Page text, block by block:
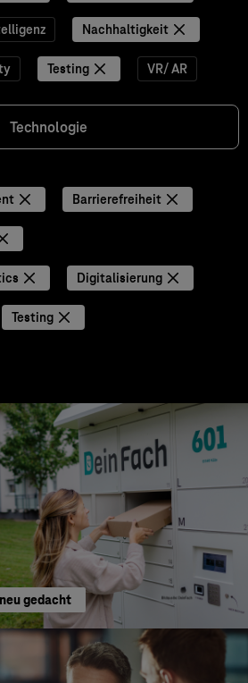
Nachhaltigkeit
Testing VR/ AR
Technologie
Barrierefreiheit
Digitalisierung
Testing
gedacht